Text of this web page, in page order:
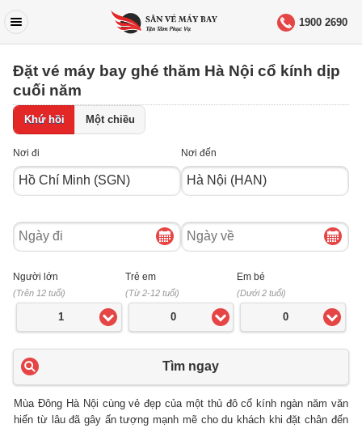
1900 2690
Đặt vé máy bay ghé thăm Hà Nội cổ kính dịp
cuối năm
Khứ hồi Một chiều
Nơi đi Nơi đến
Ngày
đi
Ngày
về
Người lớn
(Trên 12 tuổi)
1
Trẻ em
(Từ 2-12 tuổi)
0
Em bé
(Dưới 2 tuổi)
0
Tìm ngay
Mùa Đông Hà Nội cùng vẻ đẹp của một thủ đô cổ kính ngàn năm văn
hiến từ lâu đã gây ấn tượng mạnh mẽ cho du khách khi đặt chân đến